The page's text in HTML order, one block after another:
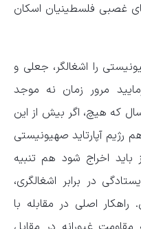
غصبی فلسطینیان اسکان
را اشغالگر، جعلی و
مرور زمان نه موجد
است و نه مالکیت. ۷۵ سال که هیچ، اگر بیش از این
رژیم آپارتاید صهیونیستی
اخراج شود هم تنبیه
در برابر اشغالگری،
اصلی در مقابله با